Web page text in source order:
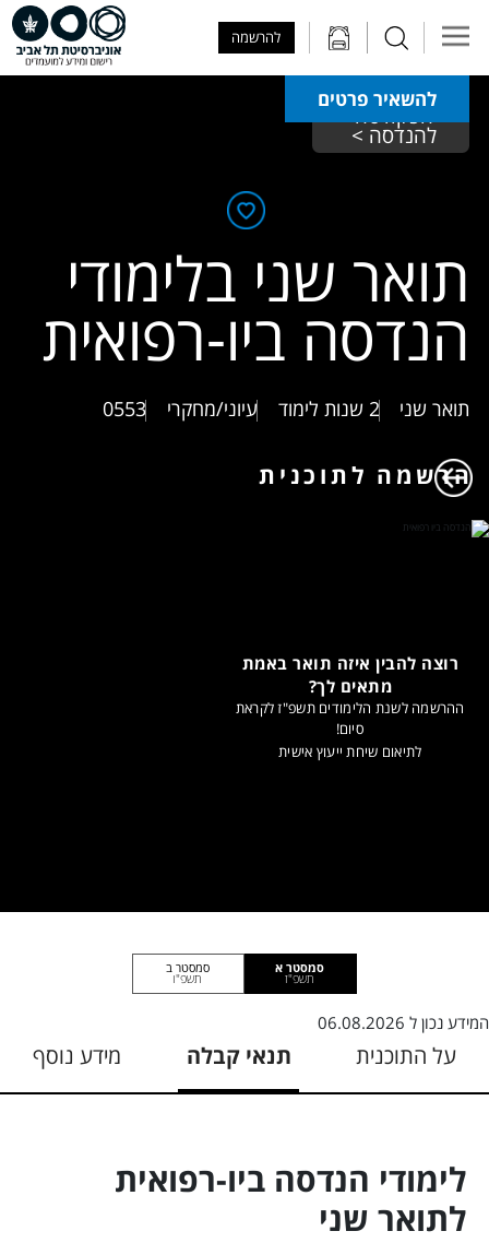
להרשמה
להשאיר פרטים
הפקולטה
להנדסה >
תואר שני בלימודי
הנדסה ביו-רפואית
תואר שני 2 שנות לימוד עיוני/מחקרי 0553
הרשמה לתוכנית
רוצה להבין איזה תואר באמת
מתאים לך?
ההרשמה לשנת הלימודים תשפ"ז לקראת
סיום!
לתיאום שיחת ייעוץ אישית
סמסטר א
תשפ"ז
סמסטר ב
תשפ"ו
המידע נכון ל 06.08.2026
על התוכנית תנאי קבלה מידע נוסף
לימודי הנדסה ביו-רפואית
לתואר שני